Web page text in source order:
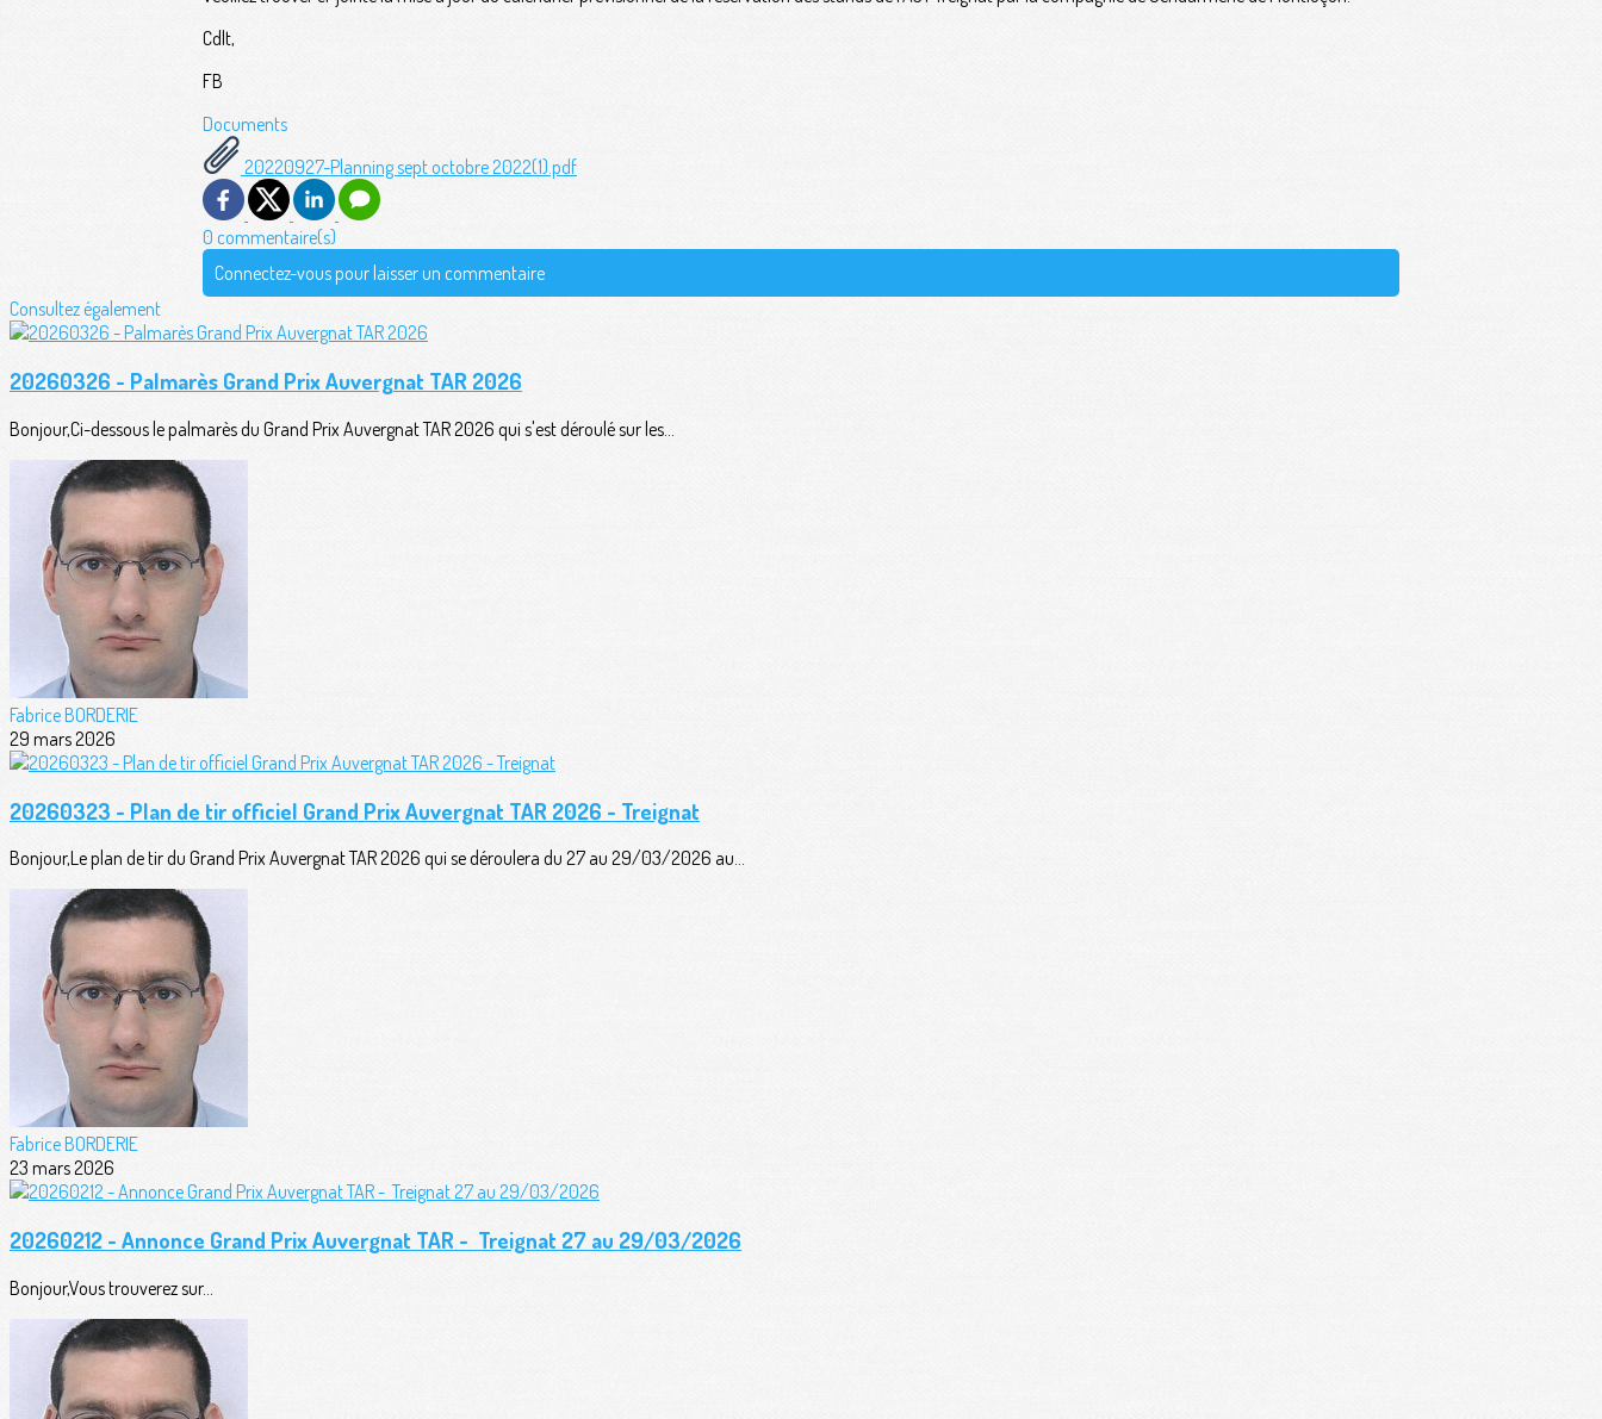
Cdlt,
FB
Documents
20220927-Planning sept octobre 2022(1).pdf
0 commentaire(s)
Connectez-vous pour laisser un commentaire
Consultez également
20260326 - Palmarès Grand Prix Auvergnat TAR 2026
Bonjour,Ci-dessous le palmarès du Grand Prix Auvergnat TAR 2026 qui s'est déroulé sur les...
Fabrice BORDERIE
29 mars 2026
20260323 - Plan de tir officiel Grand Prix Auvergnat TAR 2026 - Treignat
Bonjour,Le plan de tir du Grand Prix Auvergnat TAR 2026 qui se déroulera du 27 au 29/03/2026 au...
Fabrice BORDERIE
23 mars 2026
20260212 - Annonce Grand Prix Auvergnat TAR - Treignat 27 au 29/03/2026
Bonjour,Vous trouverez sur...